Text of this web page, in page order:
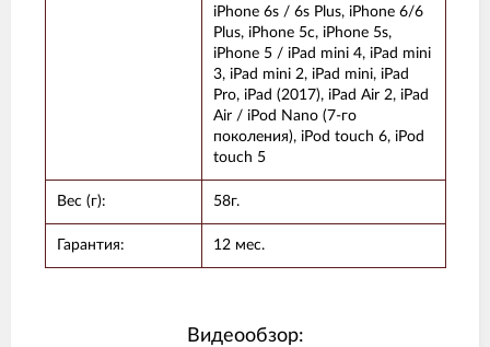
iPhone 6s / 6s Plus, iPhone 6/6
Plus, iPhone 5c, iPhone 5s,
iPhone 5 / iPad mini 4, iPad mini
3, iPad mini 2, iPad mini, iPad
Pro, iPad (2017), iPad Air 2, iPad
Air / iPod Nano (7-го
поколения), iPod touch 6, iPod
touch 5
Вес (г): 58г.
Гарантия: 12 мес.
Видеообзор: